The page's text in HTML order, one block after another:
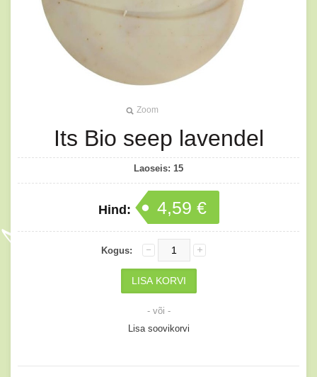
Zoom
Its Bio seep lavendel
Laoseis: 15
Hind: 4,59 €
Kogus:
- või -
Lisa soovikorvi